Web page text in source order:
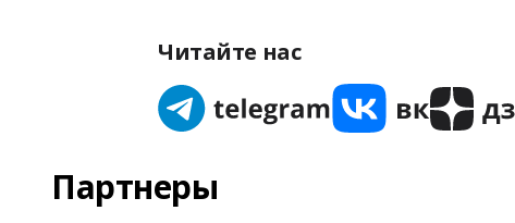
Читайте нас
Партнеры